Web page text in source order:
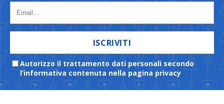
ISCRIVITI
Autorizzo il trattamento dati personali secondo
l’informativa contenuta nella pagina privacy